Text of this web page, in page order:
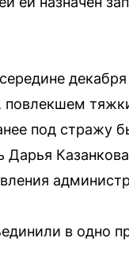
под стражу
в одно